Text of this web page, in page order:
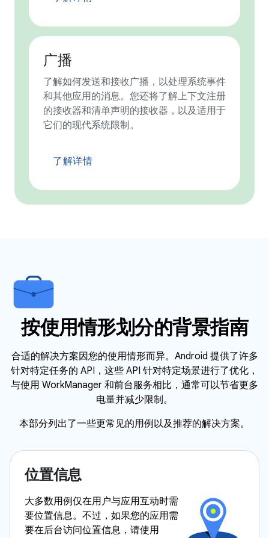
广播
了解如何发送和接收广播，以处理系统事件
和其他应用的消息。您还将了解上下文注册
的接收器和清单声明的接收器，以及适用于
它们的现代系统限制。
了解详情
按使用情形划分的背景指南
合适的解决方案因您的使用情形而异。Android 提供了许多
针对特定任务的 API，这些 API 针对特定场景进行了优化，
与使用 WorkManager 和前台服务相比，通常可以节省更多
电量并减少限制。
本部分列出了一些更常见的用例以及推荐的解决方案。
位置信息
大多数用例仅在用户与应用互动时需
要位置信息。不过，如果您的应用需
要在后台访问位置信息，请使用